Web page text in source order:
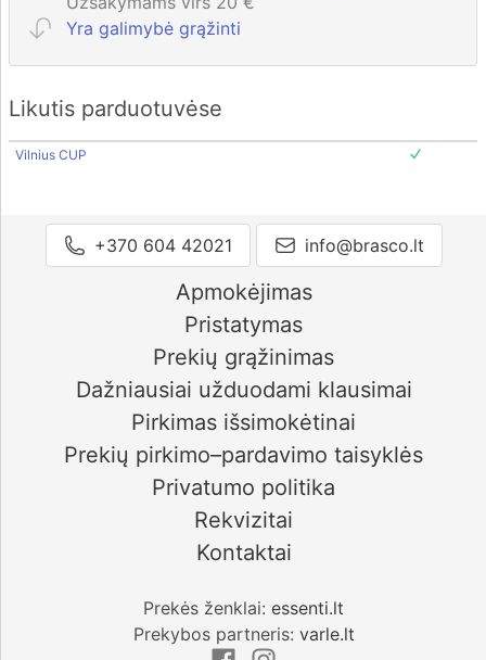
Yra galimybė grąžinti
Likutis parduotuvėse
Vilnius CUP
+370 604 42021 info@brasco.lt
Apmokėjimas
Pristatymas
Prekių grąžinimas
Dažniausiai užduodami klausimai
Pirkimas išsimokėtinai
Prekių pirkimo–pardavimo taisyklės
Privatumo politika
Rekvizitai
Kontaktai
Prekės ženklai: essenti.lt
Prekybos partneris: varle.lt